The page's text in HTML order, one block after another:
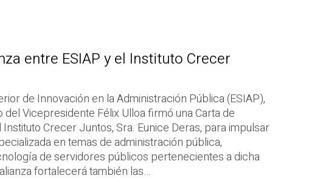
entre ESIAP y el Instituto Crecer
de Innovación en la Administración Pública (ESIAP),
del Vicepresidente Félix Ulloa firmó una Carta de
Crecer Juntos, Sra. Eunice Deras, para impulsar
en temas de administración pública,
de servidores públicos pertenecientes a dicha
fortalecerá también las…